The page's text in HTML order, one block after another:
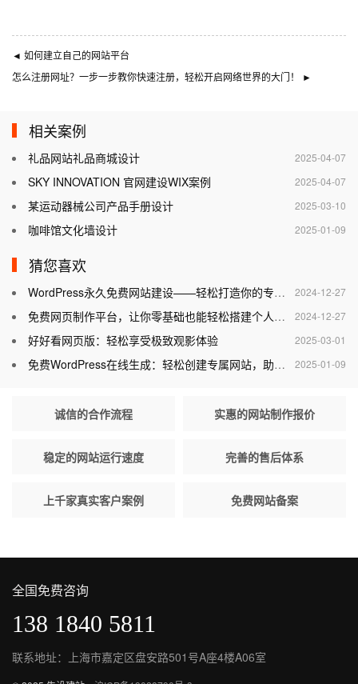
◄ 如何建立自己的网站平台
怎么注册网址？一步一步教你快速注册，轻松开启网络世界的大门！
►
相关案例
2025-04-07
礼品网站礼品商城设计
2025-04-07
SKY INNOVATION 官网建设WIX案例
2025-03-10
某运动器械公司产品手册设计
2025-01-09
咖啡馆文化墙设计
猜您喜欢
2024-12-27
WordPress永久免费网站建设——轻松打造你的专属网站
2024-12-27
免费网页制作平台，让你零基础也能轻松搭建个人网站
2025-03-01
好好看网页版：轻松享受极致观影体验
2025-01-09
免费WordPress在线生成：轻松创建专属网站，助力个人与企业腾飞
诚信的合作流程 实惠的网站制作报价
稳定的网站运行速度 完善的售后体系
上千家真实客户案例 免费网站备案
全国免费咨询
138 1840 5811
联系地址：上海市嘉定区盘安路501号A座4楼A06室